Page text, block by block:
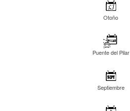
Otoño
Puente del Pilar
Septiembre